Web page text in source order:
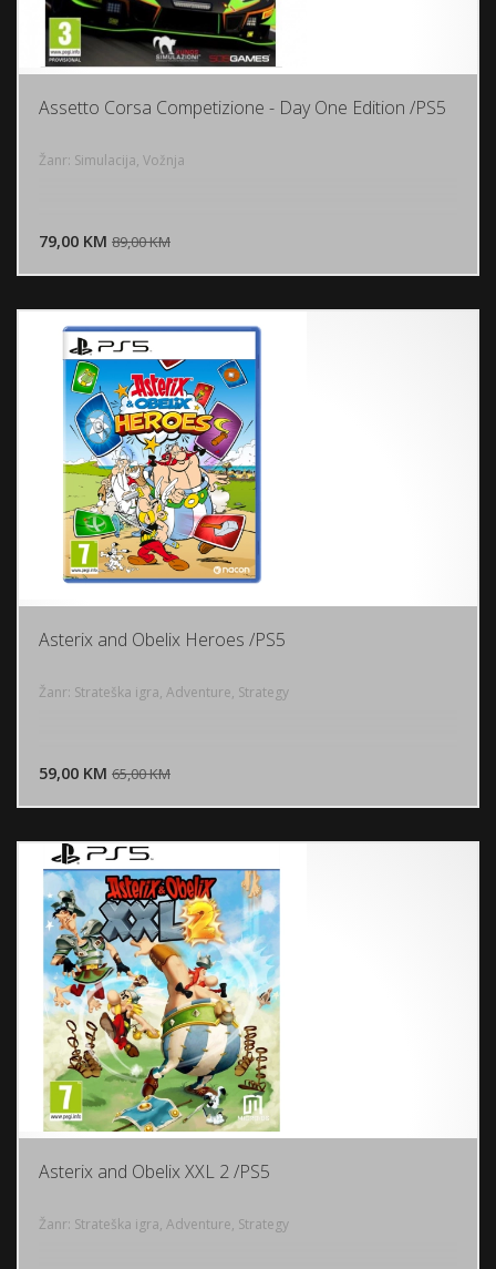
Assetto Corsa Competizione - Day One Edition /PS5
Žanr: Simulacija, Vožnja
79,00 KM 89,00 KM
Asterix and Obelix Heroes /PS5
Žanr: Strateška igra, Adventure, Strategy
59,00 KM 65,00 KM
Asterix and Obelix XXL 2 /PS5
Žanr: Strateška igra, Adventure, Strategy